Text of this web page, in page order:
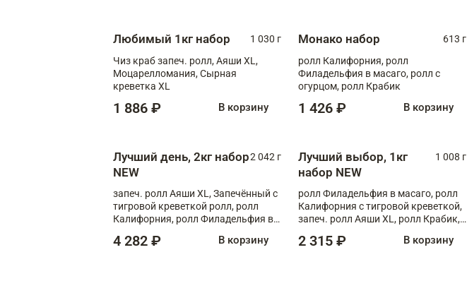
Любимый 1кг набор
1 030 г
Чиз краб запеч. ролл, Аяши XL,
Моцарелломания, Сырная
креветка XL
1 886 ₽ В корзину
Монако набор
613 г
ролл Калифорния, ролл
Филадельфия в масаго, ролл с
огурцом, ролл Крабик
1 426 ₽ В корзину
Лучший день, 2кг набор
NEW
2 042 г
запеч. ролл Аяши XL, Запечённый с
тигровой креветкой ролл, ролл
Калифорния, ролл Филадельфия в
запеч. ролл Моцарелломания, ролл
4 282 ₽ В корзину
Лучший выбор, 1кг
набор NEW
1 008 г
ролл Филадельфия в масаго, ролл
Калифорния с тигровой креветкой,
запеч. ролл Аяши XL, ролл Крабик,
2 315 ₽ В корзину